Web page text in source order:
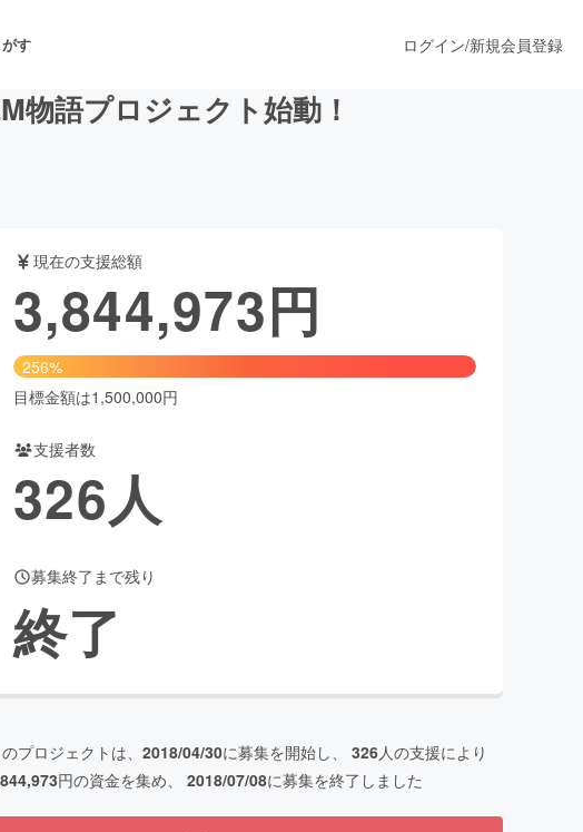
す
ーマンス
ファッション
・ヘルスケア
ログイン/新規会員登録
物語プロジェクト始動！
現在の支援総額
3,844,973円
256%
目標金額は1,500,000円
支援者数
326人
募集終了まで残り
終了
プロジェクトは、 2018/04/30に募集を開始し、 326人の支援により
円の資金を集め、 2018/07/08に募集を終了しました